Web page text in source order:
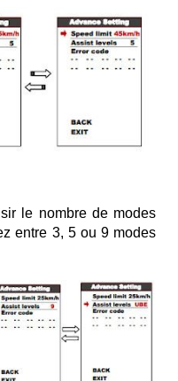
le nombre de modes
entre 3, 5 ou 9 modes